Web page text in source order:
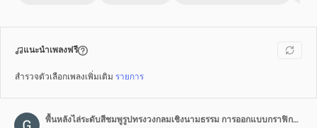
แนะนำเพลงฟรี
สำรวจตัวเลือกเพลงเพิ่มเติม รายการ
พื้นหลังไล่ระดับสีชมพูรูปทรงวงกลมเชิงนามธรรม การออกแบบกราฟิกสมัยใหม่ 4K